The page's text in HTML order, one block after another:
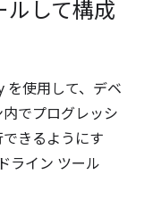
ルして構成
を使用して、デベ
でプログレッシ
きるようにす
ライン ツール